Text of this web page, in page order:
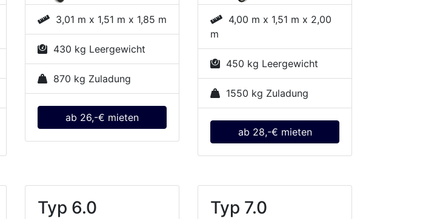
3,01 m x 1,51 m x 1,85 m
430 kg Leergewicht
870 kg Zuladung
ab 26,-€ mieten
4,00 m x 1,51 m x 2,00
m
450 kg Leergewicht
1550 kg Zuladung
ab 28,-€ mieten
Typ 6.0 Typ 7.0